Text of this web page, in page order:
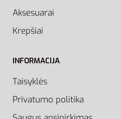
Aksesuarai
Krepšiai
INFORMACIJA
Taisyklės
Privatumo politika